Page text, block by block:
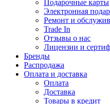
Подарочные карты
Электронная
Ремонт и
Trade In
Отзывы о нас
Лицензии и
Бренды
Распродажа
Оплата и доставка
Оплата
Доставка
Товары в кредит